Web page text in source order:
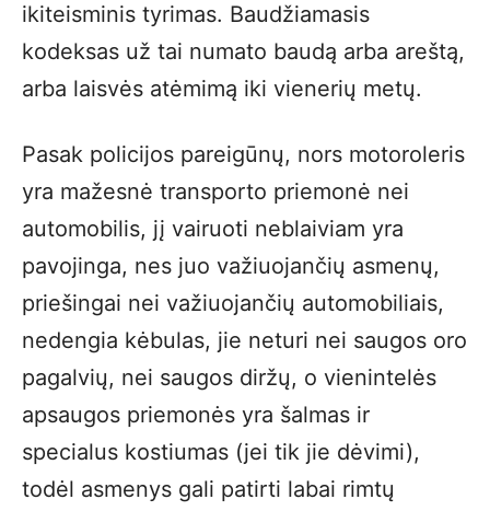
ikiteisminis tyrimas. Baudžiamasis
kodeksas už tai numato baudą arba areštą,
arba laisvės atėmimą iki vienerių metų.
Pasak policijos pareigūnų, nors motoroleris
yra mažesnė transporto priemonė nei
automobilis, jį vairuoti neblaiviam yra
pavojinga, nes juo važiuojančių asmenų,
priešingai nei važiuojančių automobiliais,
nedengia kėbulas, jie neturi nei saugos oro
pagalvių, nei saugos diržų, o vienintelės
apsaugos priemonės yra šalmas ir
specialus kostiumas (jei tik jie dėvimi),
todėl asmenys gali patirti labai rimtų